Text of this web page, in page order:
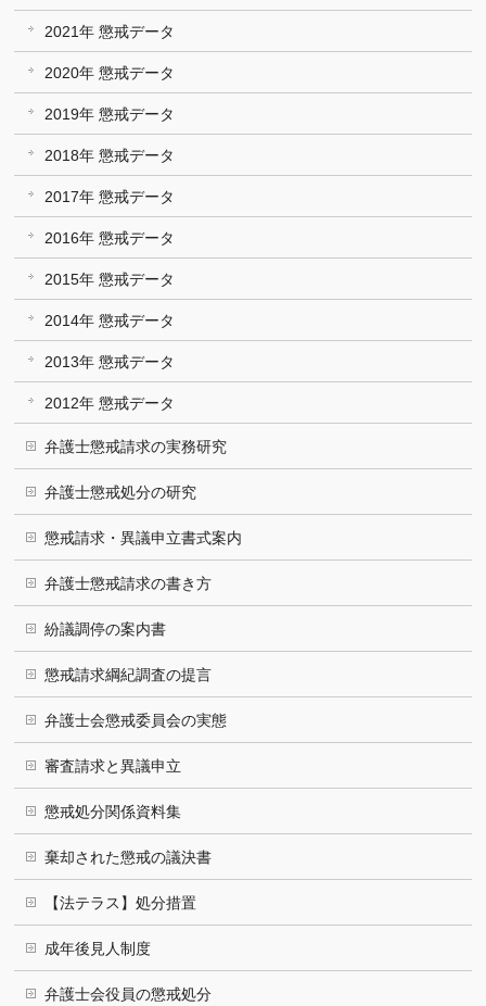
2021年 懲戒データ
2020年 懲戒データ
2019年 懲戒データ
2018年 懲戒データ
2017年 懲戒データ
2016年 懲戒データ
2015年 懲戒データ
2014年 懲戒データ
2013年 懲戒データ
2012年 懲戒データ
弁護士懲戒請求の実務研究
弁護士懲戒処分の研究
懲戒請求・異議申立書式案内
弁護士懲戒請求の書き方
紛議調停の案内書
懲戒請求綱紀調査の提言
弁護士会懲戒委員会の実態
審査請求と異議申立
懲戒処分関係資料集
棄却された懲戒の議決書
【法テラス】処分措置
成年後見人制度
弁護士会役員の懲戒処分